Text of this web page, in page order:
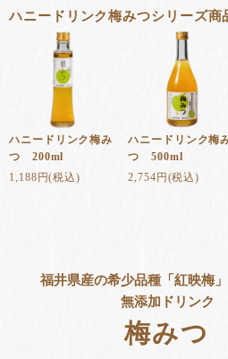
ハニードリンク梅みつシリーズ商
ハニードリンク梅み
つ 200ml
1,188円(税込)
ハニードリンク梅
つ 500ml
2,754円(税込)
福井県産の希少品種「紅映梅
無添加ドリンク
梅みつ